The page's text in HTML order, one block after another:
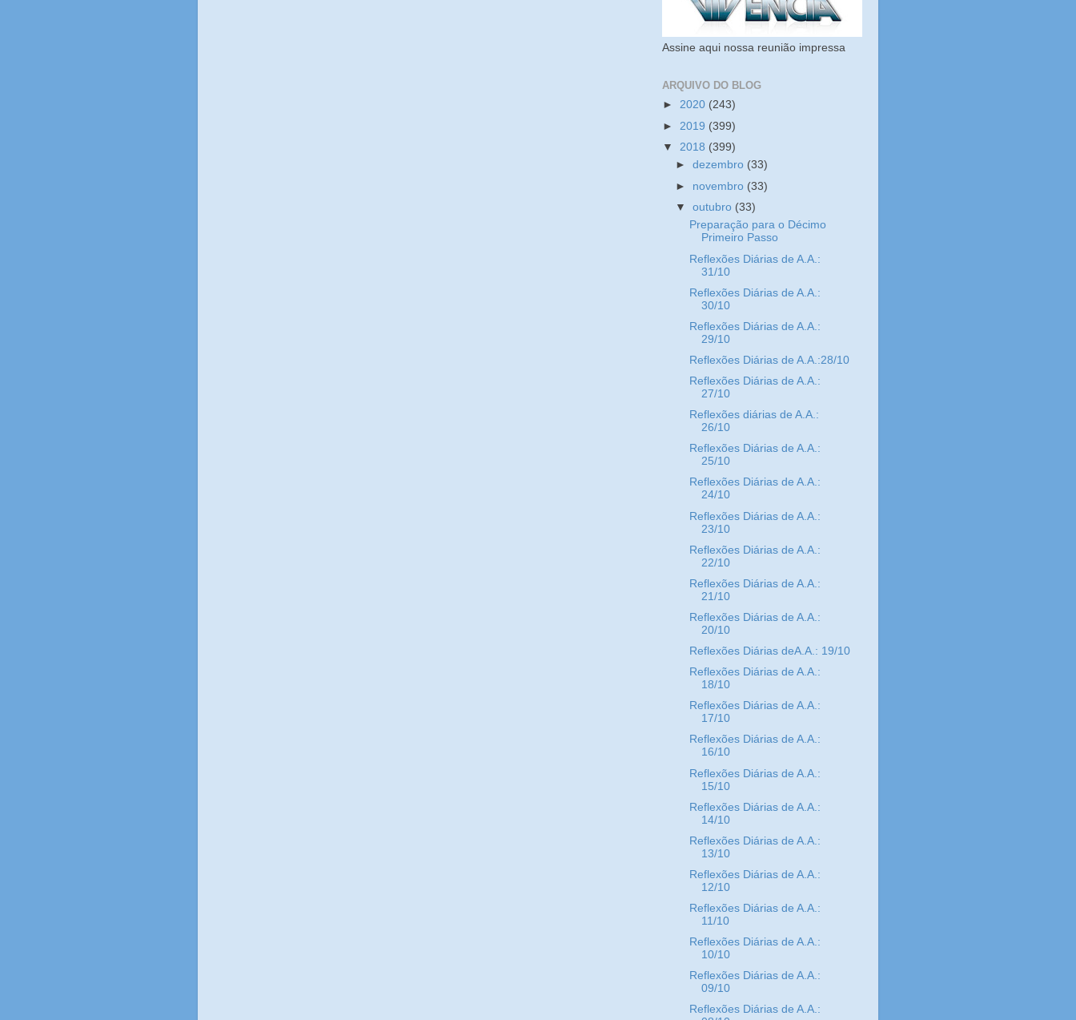
Assine aqui nossa reunião impressa
ARQUIVO DO BLOG
► 2020 (243)
► 2019 (399)
▼ 2018 (399)
►dezembro (33)
► novembro (33)
▼outubro (33)
Preparação para o Décimo
Primeiro Passo
Reflexões Diárias de A.A.:
31/10
Reflexões Diárias de A.A.:
30/10
Reflexões Diárias de A.A.:
29/10
Reflexões Diárias de A.A.:28/10
Reflexões Diárias de A.A.:
27/10
Reflexões diárias de A.A.:
26/10
Reflexões Diárias de A.A.:
25/10
Reflexões Diárias de A.A.:
24/10
Reflexões Diárias de A.A.:
23/10
Reflexões Diárias de A.A.:
22/10
Reflexões Diárias de A.A.:
21/10
Reflexões Diárias de A.A.:
20/10
Reflexões Diárias deA.A.: 19/10
Reflexões Diárias de A.A.:
18/10
Reflexões Diárias de A.A.:
17/10
Reflexões Diárias de A.A.:
16/10
Reflexões Diárias de A.A.:
15/10
Reflexões Diárias de A.A.:
14/10
Reflexões Diárias de A.A.:
13/10
Reflexões Diárias de A.A.:
12/10
Reflexões Diárias de A.A.:
11/10
Reflexões Diárias de A.A.:
10/10
Reflexões Diárias de A.A.:
09/10
Reflexões Diárias de A.A.: